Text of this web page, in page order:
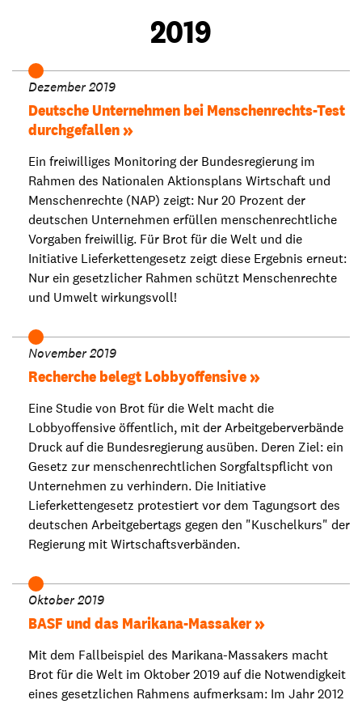
2019
Dezember 2019
Deutsche Unternehmen bei Menschenrechts-Test
durchgefallen
Ein freiwilliges Monitoring der Bundesregierung im
Rahmen des Nationalen Aktionsplans Wirtschaft und
Menschenrechte (NAP) zeigt: Nur 20 Prozent der
deutschen Unternehmen erfüllen menschenrechtliche
Vorgaben freiwillig. Für Brot für die Welt und die
Initiative Lieferkettengesetz zeigt diese Ergebnis erneut:
Nur ein gesetzlicher Rahmen schützt Menschenrechte
und Umwelt wirkungsvoll!
November 2019
Recherche belegt Lobbyoffensive
Eine Studie von Brot für die Welt macht die
Lobbyoffensive öffentlich, mit der Arbeitgeberverbände
Druck auf die Bundesregierung ausüben. Deren Ziel: ein
Gesetz zur menschenrechtlichen Sorgfaltspflicht von
Unternehmen zu verhindern. Die Initiative
Lieferkettengesetz protestiert vor dem Tagungsort des
deutschen Arbeitgebertags gegen den "Kuschelkurs" der
Regierung mit Wirtschaftsverbänden.
Oktober 2019
BASF und das Marikana-Massaker
Mit dem Fallbeispiel des Marikana-Massakers macht
Brot für die Welt im Oktober 2019 auf die Notwendigkeit
eines gesetzlichen Rahmens aufmerksam: Im Jahr 2012